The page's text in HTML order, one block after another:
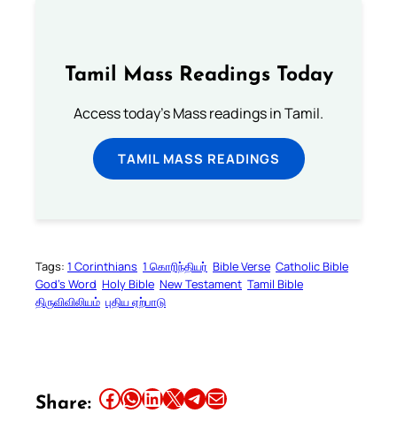
Tamil Mass Readings Today
Access today's Mass readings in Tamil.
TAMIL MASS READINGS
Tags: 1 Corinthians 1 கொரிந்தியர் Bible Verse Catholic Bible
God’s Word Holy Bible New Testament Tamil Bible
திருவிவிலியம் புதிய ஏற்பாடு
Share: Share this article on Facebook Share this article on WhatsApp Share this article on LinkedIn Share this article on X Share this article on TelegramEmail this Article